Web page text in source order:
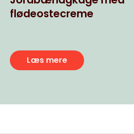
flødeostecreme
Læs mere